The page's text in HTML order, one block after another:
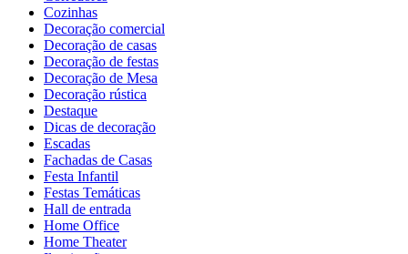
Cozinhas
Decoração comercial
Decoração de casas
Decoração de festas
Decoração de Mesa
Decoração rústica
Destaque
Dicas de decoração
Escadas
Fachadas de Casas
Festa Infantil
Festas Temáticas
Hall de entrada
Home Office
Home Theater